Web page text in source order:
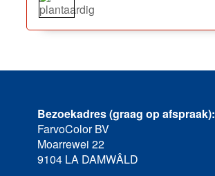
Bezoekadres (graag op afspraak):
FarvoColor BV
Moarrewei 22
9104 LA DAMWÂLD